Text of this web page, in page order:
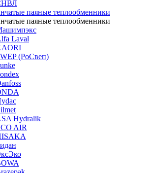
паяные теплообменники
паяные теплообменники
Laval
(РоСвеп)
Hydralik
AIR